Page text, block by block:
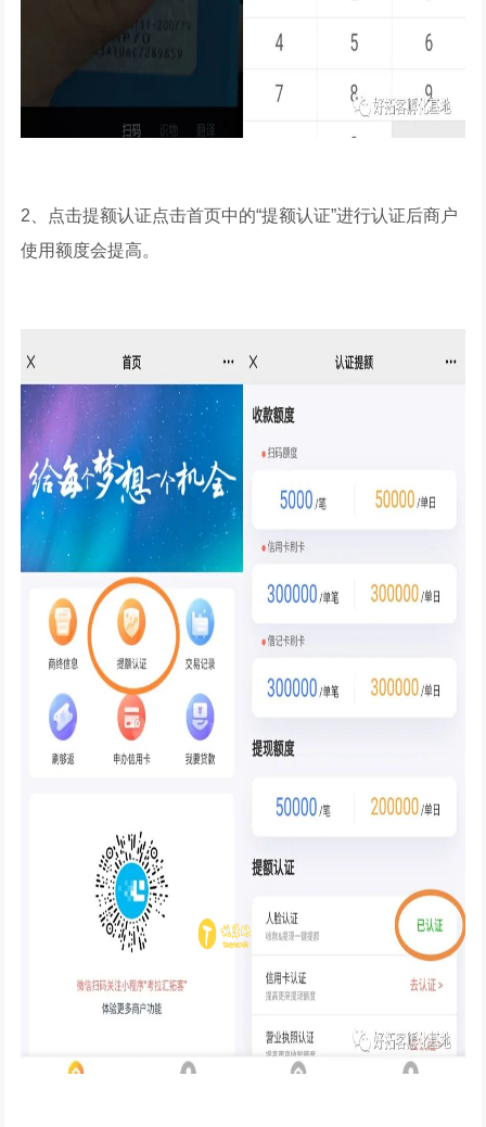
2、点击提额认证点击首页中的“提额认证”进行认证后商户
使用额度会提高。